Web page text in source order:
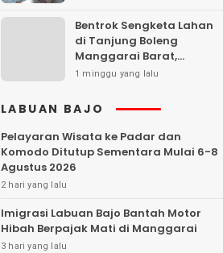
Bentrok Sengketa Lahan
di Tanjung Boleng
Manggarai Barat,
Kendaraan Dibakar
1 minggu yang lalu
LABUAN BAJO
Pelayaran Wisata ke Padar dan
Komodo Ditutup Sementara Mulai 6-8
Agustus 2026
2 hari yang lalu
Imigrasi Labuan Bajo Bantah Motor
Hibah Berpajak Mati di Manggarai
3 hari yang lalu